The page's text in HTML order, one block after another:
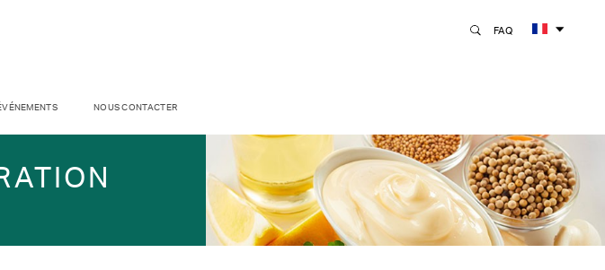
FAQ
NOUS CONTACTER